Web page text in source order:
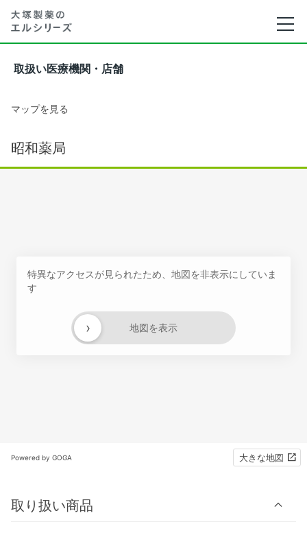
取扱い医療機関・店舗
マップを見る
昭和薬局
特異なアクセスが見られたため、地図を非表示にしていま
す
地図を表示
›
Powered by GOGA 大きな地図
取り扱い商品